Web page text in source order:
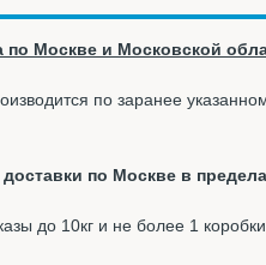
по Москве и Московской
по заранее
по Москве в
до 10кг и не более 1